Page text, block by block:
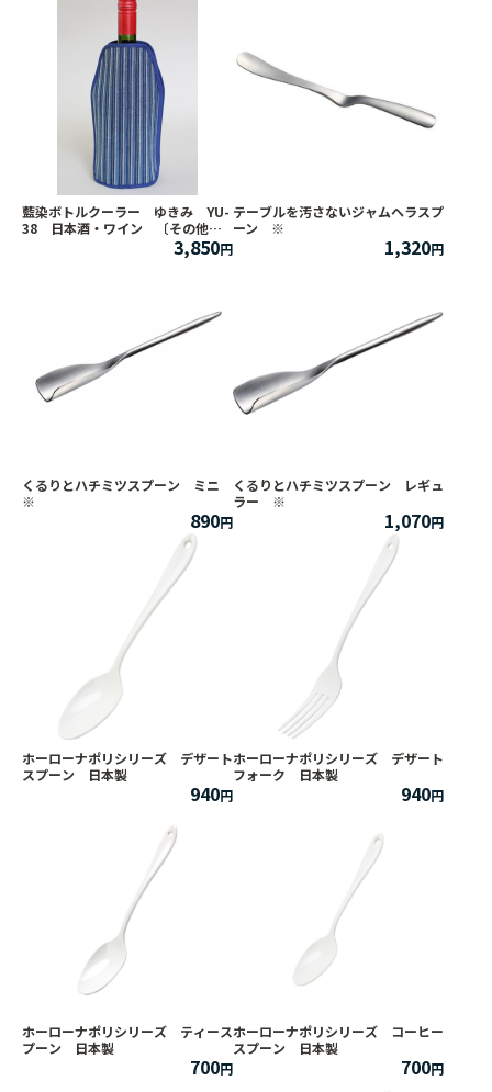
藍染ボトルクーラー ゆきみ YU-
38 日本酒・ワイン 〔その他商
3,850
テーブルを汚さないジャムヘラスプ
ーン ※
1,320
くるりとハチミツスプーン ミニ
※
890
くるりとハチミツスプーン レギュ
ラー ※
1,070
ホーローナポリシリーズ デザート
スプーン 日本製
940
ホーローナポリシリーズ デザート
フォーク 日本製
940
ホーローナポリシリーズ ティース
プーン 日本製
700
ホーローナポリシリーズ コーヒー
スプーン 日本製
700